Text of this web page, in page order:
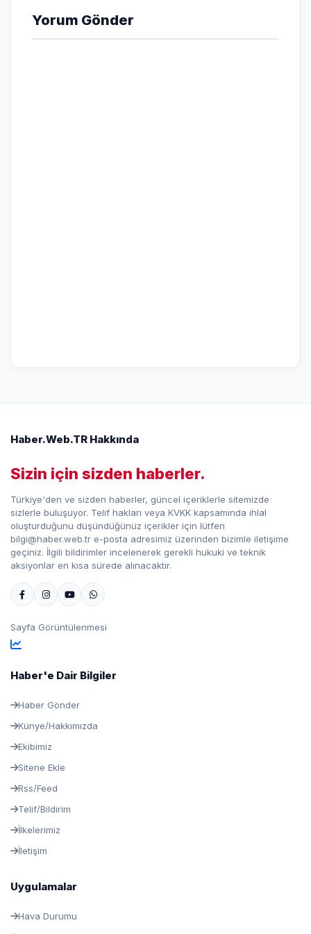
Yorum Gönder
Haber.Web.TR Hakkında
Sizin için sizden haberler.
Türkiye'den ve sizden haberler, güncel içeriklerle sitemizde
sizlerle buluşuyor. Telif hakları veya KVKK kapsamında ihlal
oluşturduğunu düşündüğünüz içerikler için lütfen
bilgi@haber.web.tr e-posta adresimiz üzerinden bizimle iletişime
geçiniz. İlgili bildirimler incelenerek gerekli hukuki ve teknik
aksiyonlar en kısa sürede alınacaktır.
Sayfa Görüntülenmesi
Haber'e Dair Bilgiler
Haber Gönder
Künye/Hakkımızda
Ekibimiz
Sitene Ekle
Rss/Feed
Telif/Bildirim
İlkelerimiz
İletişim
Uygulamalar
Hava Durumu